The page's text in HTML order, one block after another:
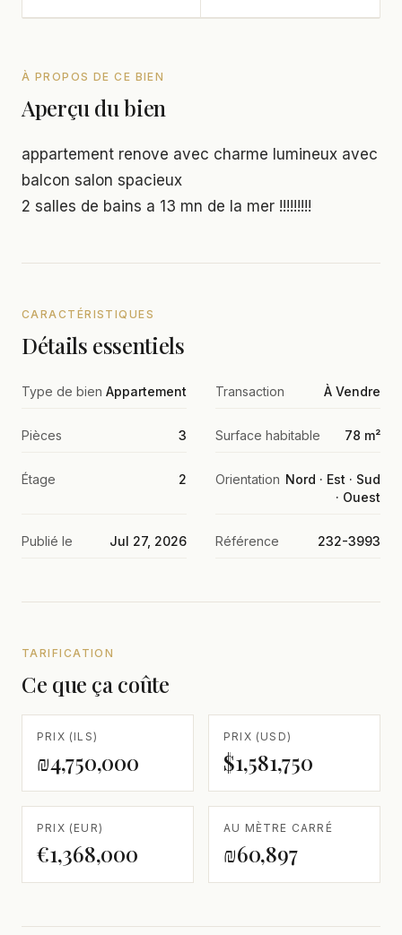
À PROPOS DE CE BIEN
Aperçu du bien
appartement renove avec charme lumineux avec
balcon salon spacieux
2 salles de bains a 13 mn de la mer !!!!!!!!!
CARACTÉRISTIQUES
Détails essentiels
Type de bien Appartement Transaction À Vendre
Pièces 3 Surface habitable 78 m²
Étage 2 Orientation Nord · Est · Sud
· Ouest
Publié le Jul 27, 2026 Référence 232-3993
TARIFICATION
Ce que ça coûte
PRIX (ILS)
₪4,750,000
PRIX (USD)
$1,581,750
PRIX (EUR)
€1,368,000
AU MÈTRE CARRÉ
₪60,897